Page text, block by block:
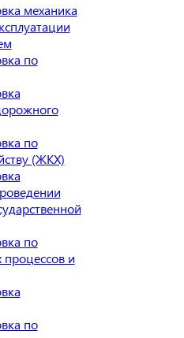
механика
по
по
(ЖКХ)
по
процессов и
по